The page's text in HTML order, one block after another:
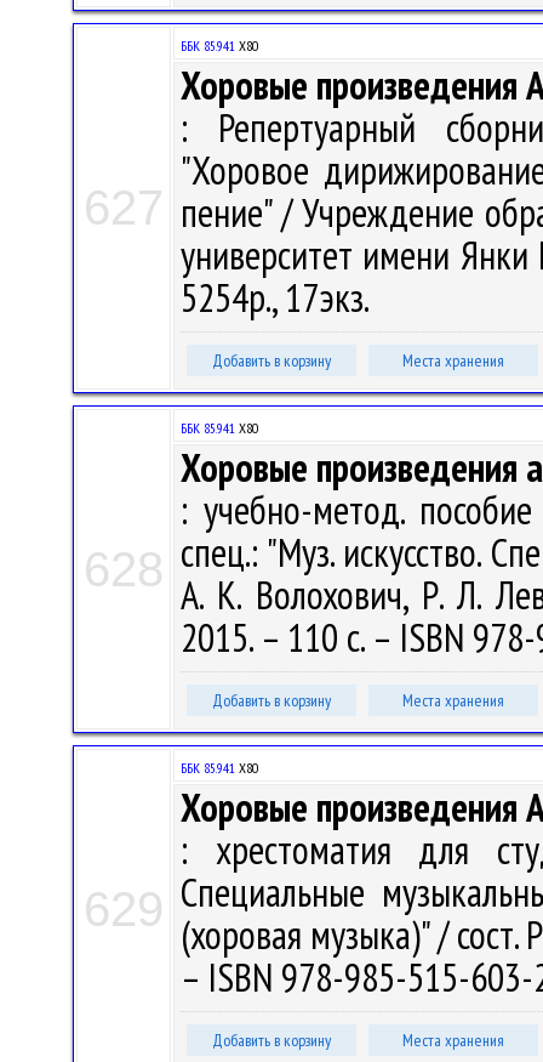
627
ББК 85.941 Х80
Хоровые произведения
: Репертуарный
"Хоровое
пение" / Учреждение
университет имени
5254р., 17экз.
Добавить в корзину Места хранения
628
ББК 85.941 Х80
Хоровые произведения
: учебно-метод.
спец.: "Муз. искусство.
А. К. Волохович, Р. Л.
2015. – 110 с. – ISBN
Добавить в корзину Места хранения
629
ББК 85.941 Х80
Хоровые произведения
: хрестоматия для
Специальные
(хоровая музыка)" / сост.
– ISBN 978-985-515-
Добавить в корзину Места хранения